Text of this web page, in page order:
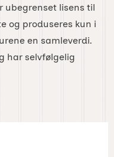
ubegrenset lisens til
og produseres kun i
en samleverdi.
har selvfølgelig